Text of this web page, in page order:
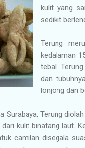
kulit yang
sedikit
Terung
kedalaman
tebal.
dan
lonjong dan
Surabaya, Terung
kulit binatang laut.
camilan disegala